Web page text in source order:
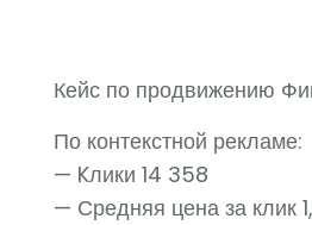
Кейс по продвижению
По контекстной рекламе:
— Kлики 14 358
— Средняя цена за клик